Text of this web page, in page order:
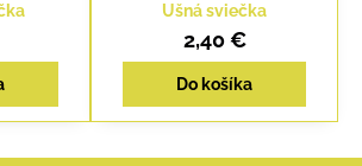
Ušná sviečka
2,40 €
Do košíka